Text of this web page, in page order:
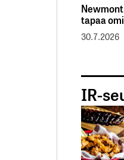
tapaa
30.7.2026
IR-